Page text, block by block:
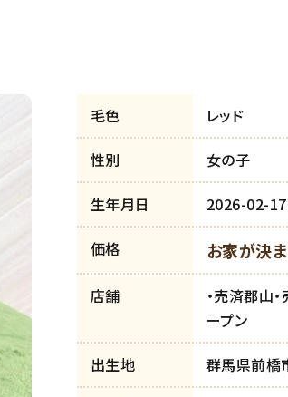
毛色 レッド
性別 女の子
生年月日 2026-02-
価格 お家が決ま
店舗
・売済郡山
ープン
出生地 群馬県前橋